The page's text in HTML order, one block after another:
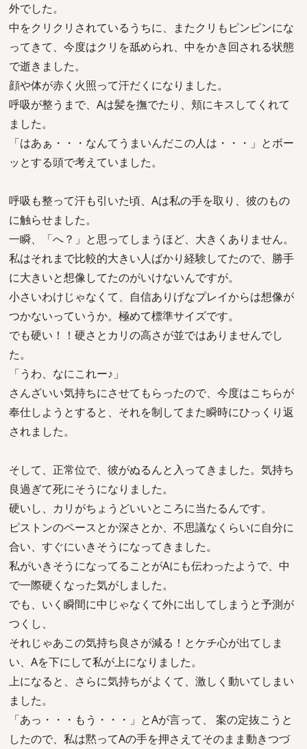
外でした。
中をクリクリされているうちに、またクリもピンピンにな
ってきて、今度はクリを舐められ、中をかき回される状態
で逝きました。
顔や体が赤く火照って汗だくになりました。
呼吸が整うまで、Aは髪を撫でたり、頬にキスしてくれて
ました。
「はあぁ・・・なんてうまいんだこの人は・・・」とボー
ッとする頭で考えていました。
呼吸も整って汗も引いた頃、Aは私の手を取り、彼のもの
に触らせました。
一瞬、「へ？」と思ってしまうほど、大きくありません。
私はそれまで比較的大きい人ばかり経験してたので、勝手
に大きいと想像してたのがいけないんですが。
小さいわけじゃなくて、自信ありげなプレイからは想像が
つかないっていうか。極めて標準サイズです。
でも硬い！！硬さとカリの高さが並ではありませんでし
た。
「うわ、なにこれー♪」
さんざいい気持ちにさせてもらったので、今度はこちらが
奉仕しようとすると、それを制してまた瞬時にひっくり返
されました。
そして、正常位で、彼がぬるんと入ってきました。気持ち
良過ぎて死にそうになりました。
硬いし、カリがちょうどいいところに当たるんです。
ピストンのペースとか深さとか、不思議なくらいに自分に
合い、すぐにいきそうになってきました。
私がいきそうになってることがAにも伝わったようで、中
で一際硬くなった気がしました。
でも、いく瞬間に中じゃなくて外に出してしまうと予測が
つくし、
それじゃあこの気持ち良さが減る！とケチ心が出てしま
い、Aを下にして私が上になりました。
上になると、さらに気持ちがよくて、激しく動いてしまい
ました。
「あっ・・・もう・・・」とAが言って、 案の定抜こうと
したので、私は黙ってAの手を押さえてそのまま動きつづ